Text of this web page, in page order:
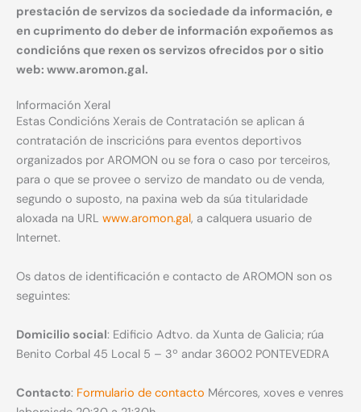
prestación de servizos da sociedade da información, e
en cuprimento do deber de información expoñemos as
condicións que rexen os servizos ofrecidos por o sitio
web: www.aromon.gal.
Información Xeral
Estas Condicións Xerais de Contratación se aplican á
contratación de inscricións para eventos deportivos
organizados por AROMON ou se fora o caso por terceiros,
para o que se provee o servizo de mandato ou de venda,
segundo o suposto, na paxina web da súa titularidade
aloxada na URL www.aromon.gal, a calquera usuario de
Internet.
Os datos de identificación e contacto de AROMON son os
seguintes:
Domicilio social: Edificio Adtvo. da Xunta de Galicia; rúa
Benito Corbal 45 Local 5 – 3º andar 36002 PONTEVEDRA
Contacto: Formulario de contacto Mércores, xoves e venres